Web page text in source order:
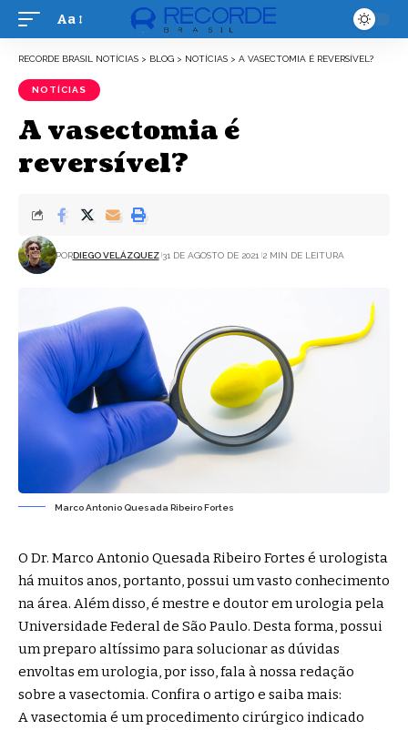
Font
Aa
RECORDE BRASIL NOTÍCIAS > BLOG > NOTÍCIAS > A VASECTOMIA É REVERSÍVEL?
NOTÍCIAS
A vasectomia é
reversível?
PORDIEGO VELÁZQUEZ 31 DE AGOSTO DE 2021 2 MIN DE LEITURA
Marco Antonio Quesada Ribeiro Fortes
O Dr. Marco Antonio Quesada Ribeiro Fortes é urologista
há muitos anos, portanto, possui um vasto conhecimento
na área. Além disso, é mestre e doutor em urologia pela
Universidade Federal de São Paulo. Desta forma, possui
um preparo altíssimo para solucionar as dúvidas
envoltas em urologia, por isso, fala à nossa redação
sobre a vasectomia. Confira o artigo e saiba mais:
A vasectomia é um procedimento cirúrgico indicado